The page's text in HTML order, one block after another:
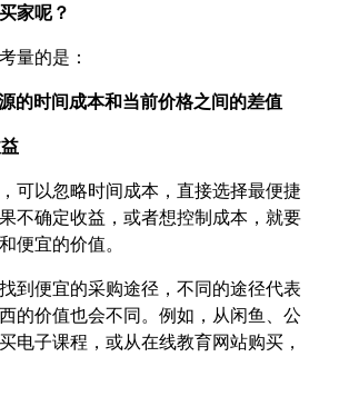
家呢？
量的是：
的时间成本和当前价格之间的差值
可以忽略时间成本，直接选择最便捷
不确定收益，或者想控制成本，就要
便宜的价值。
到便宜的采购途径，不同的途径代表
的价值也会不同。例如，从闲鱼、公
电子课程，或从在线教育网站购买，